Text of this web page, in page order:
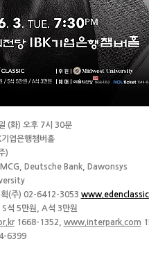
(화) 오후 7시 30분
업은행챔버홀
)
Deutsche Bank, Dawonsys
획(주) 02-6412-3053
석 5만원, A석 3만원
1668-1352, www.interpark.com
6399